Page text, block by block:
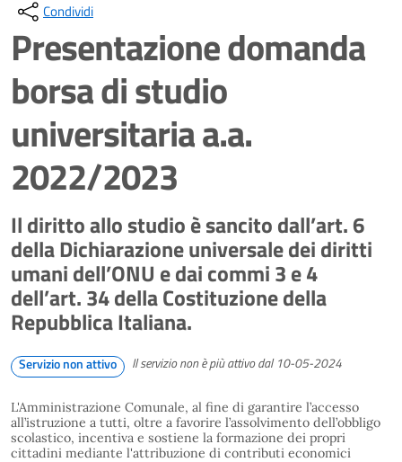
Condividi
Presentazione domanda
borsa di studio
universitaria a.a.
2022/2023
Il diritto allo studio è sancito dall’art. 6
della Dichiarazione universale dei diritti
umani dell’ONU e dai commi 3 e 4
dell’art. 34 della Costituzione della
Repubblica Italiana.
Servizio non attivo Il servizio non è più attivo dal 10-05-2024
L'Amministrazione Comunale, al fine di garantire l’accesso
all’istruzione a tutti, oltre a favorire l’assolvimento dell’obbligo
scolastico, incentiva e sostiene la formazione dei propri
cittadini mediante l'attribuzione di contributi economici